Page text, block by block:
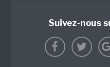
Suivez-nous